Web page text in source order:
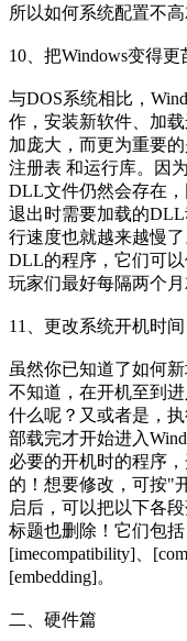
所以如何系统配置不高
10、把Windows变得更
与DOS系统相比，
作，安装新软件、加
加庞大，而更为重要
注册表 和运行库。因
DLL文件仍然会存在
退出时需要加载的
行速度也就越来越慢
DLL的程序，它们可
玩家们最好每隔两个月
11、更改系统开机时间
虽然你已知道了如何
不知道，在开机至到
什么呢？又或者是，
部载完才开始进入
必要的开机时的程序
的！想要修改，可按"
启后，可以把以下各
标题也删除！它们包括
[imecompatibility]、
[embedding]。
二、硬件篇